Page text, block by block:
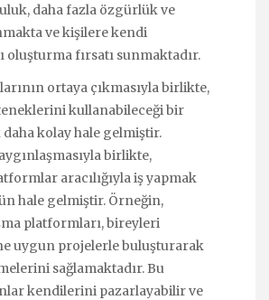
daha fazla özgürlük ve
ve kişilere kendi
oluşturma fırsatı sunmaktadır.
ortaya çıkmasıyla birlikte,
kullanabileceği bir
kolay hale gelmiştir.
birlikte,
aracılığıyla iş yapmak
hale gelmiştir. Örneğin,
platformları, bireyleri
uygun projelerle buluşturarak
sağlamaktadır. Bu
kendilerini pazarlayabilir ve